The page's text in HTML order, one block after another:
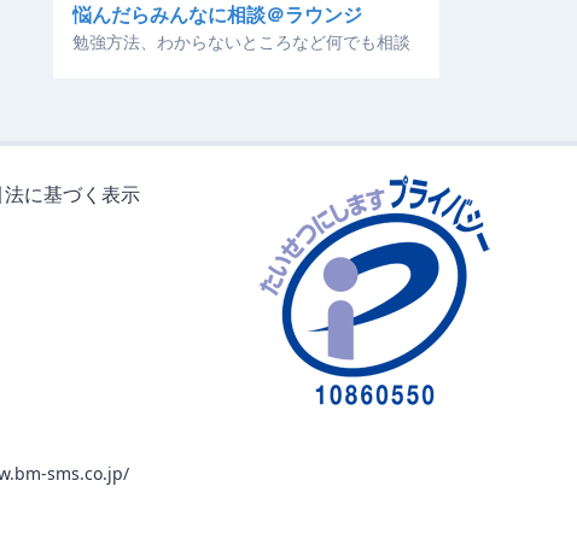
悩んだらみんなに相談＠ラウンジ
勉強方法、わからないところなど何でも相談
に基づく表示
sms.co.jp/